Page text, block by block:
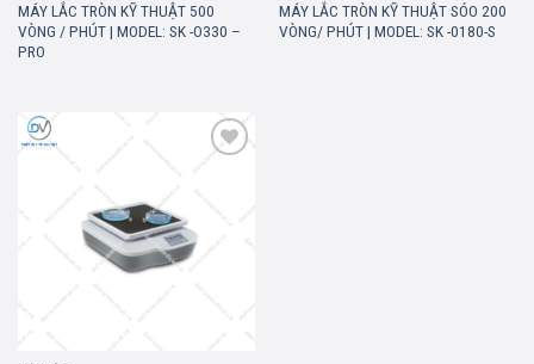
MÁY LẮC TRÒN KỸ THUẬT 500
VÒNG / PHÚT | MODEL: SK -O330 –
PRO
MÁY LẮC TRÒN KỸ THUẬT SÓO 200
VÒNG/ PHÚT | MODEL: SK -0180-S